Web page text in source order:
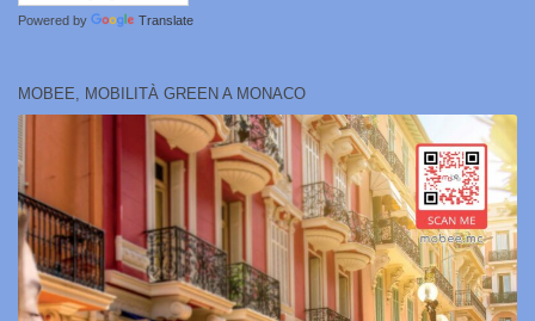
Powered by Translate
MOBEE, MOBILITÀ GREEN A MONACO